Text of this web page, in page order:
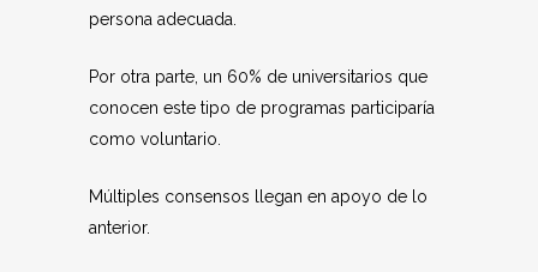
persona adecuada.
Por otra parte, un 60% de universitarios que
conocen este tipo de programas participaría
como voluntario.
Múltiples consensos llegan en apoyo de lo
anterior.